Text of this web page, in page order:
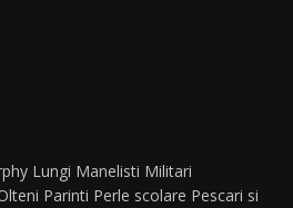
Lungi Manelisti Militari
Parinti Perle scolare Pescari si